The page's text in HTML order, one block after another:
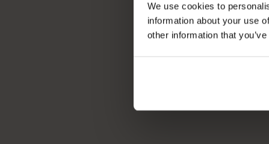
We use cookies to
information about your use
other information that